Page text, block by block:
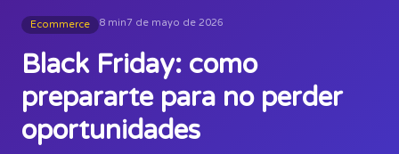
Ecommerce 8 min7 de mayo de 2026
Black Friday: como
prepararte para no perder
oportunidades